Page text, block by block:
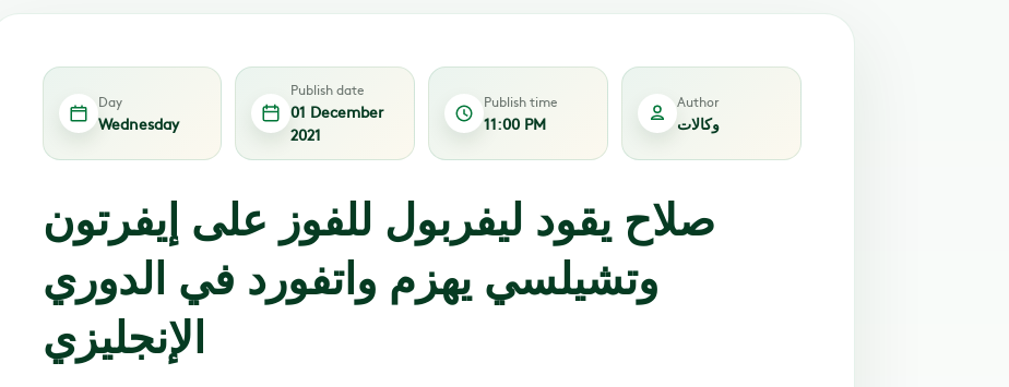
Day
Wednesday
Publish date
01 December
2021
Publish time
11:00 PM
Author
وكالات
صلاح يقود ليفربول للفوز على إيفرتون
وتشيلسي يهزم واتفورد في الدوري
الإنجليزي